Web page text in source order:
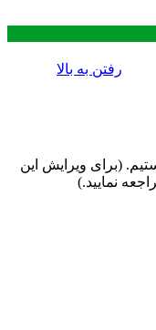
رفتن به بالا
هستیم. (برای ویرایش این
نمایید.)